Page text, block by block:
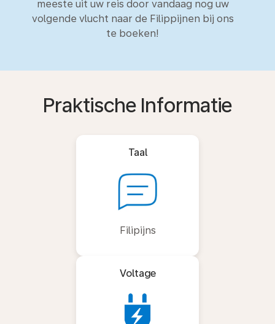
meeste uit uw reis door vandaag nog uw
volgende vlucht naar de Filippijnen bij ons
te boeken!
Praktische Informatie
Taal
Filipijns
Voltage